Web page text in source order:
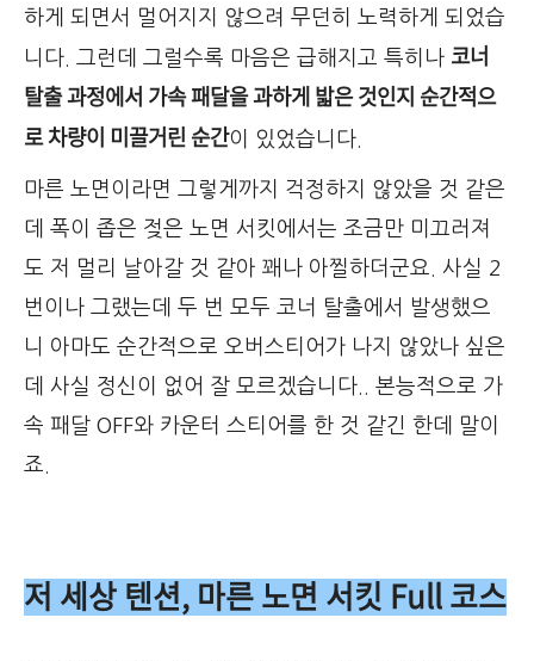
하게 되면서 멀어지지 않으려 무던히 노력하게 되었습
니다. 그런데 그럴수록 마음은 급해지고 특히나 코너
탈출 과정에서 가속 패달을 과하게 밟은 것인지 순간적으
로 차량이 미끌거린 순간이 있었습니다.
마른 노면이라면 그렇게까지 걱정하지 않았을 것 같은
데 폭이 좁은 젖은 노면 서킷에서는 조금만 미끄러져
도 저 멀리 날아갈 것 같아 꽤나 아찔하더군요. 사실 2
번이나 그랬는데 두 번 모두 코너 탈출에서 발생했으
니 아마도 순간적으로 오버스티어가 나지 않았나 싶은
데 사실 정신이 없어 잘 모르겠습니다.. 본능적으로 가
속 패달 OFF와 카운터 스티어를 한 것 같긴 한데 말이
죠.
저 세상 텐션, 마른 노면 서킷 Full 코스